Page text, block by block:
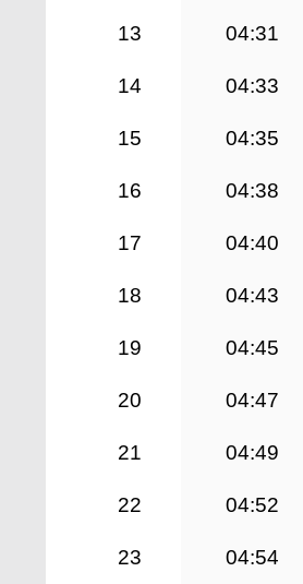
13 04:31
14 04:33
15 04:35
16 04:38
17 04:40
18 04:43
19 04:45
20 04:47
21 04:49
22 04:52
23 04:54